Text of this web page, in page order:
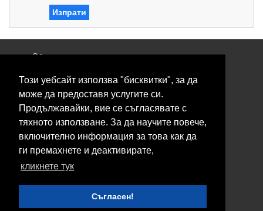
Този уебсайт използва "бисквитки", за да
може да предоставя услугите си.
Продължавайки, вие се съгласявате с
тяхното използване. За да научите повече,
включително информация за това как да
ги премахнете и деактивирате,
кликнете тук
Съгласен!
Изпрати
Общи условия
Свържете се с нас
Контакти
Нашите сервизи
Блог
© 2026 Fransizkup.bg всички права запазени
Изграждане и поддръжка от
Boby_fransizkup